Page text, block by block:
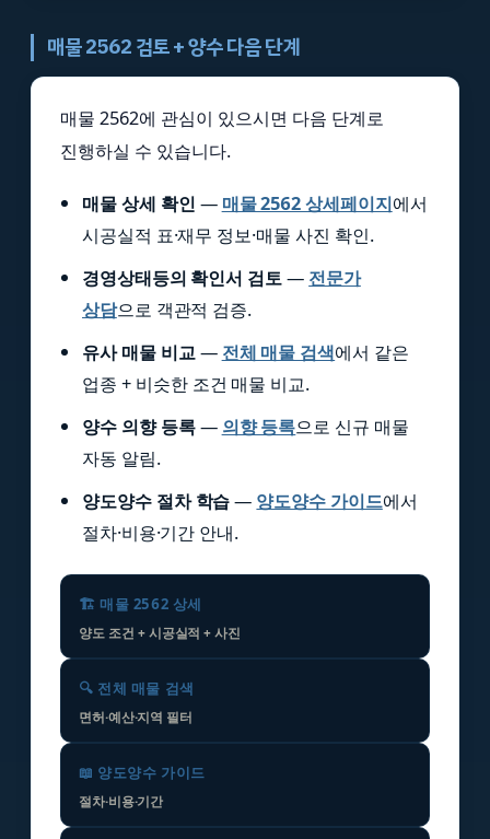
매물 2562 검토 + 양수 다음 단계
매물 2562에 관심이 있으시면 다음 단계로
진행하실 수 있습니다.
매물 상세 확인 — 매물 2562 상세페이지에서
시공실적 표·재무 정보·매물 사진 확인.
경영상태등의 확인서 검토— 전문가
상담으로 객관적 검증.
유사 매물 비교— 전체 매물 검색에서 같은
업종 + 비슷한 조건 매물 비교.
양수 의향 등록— 의향 등록으로 신규 매물
자동 알림.
양도양수 절차 학습— 양도양수 가이드에서
절차·비용·기간 안내.
🏗️ 매물 2562 상세
양도 조건 + 시공실적 + 사진
🔍 전체 매물 검색
면허·예산·지역 필터
📖 양도양수 가이드
절차·비용·기간